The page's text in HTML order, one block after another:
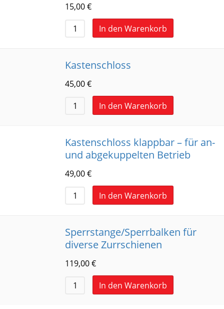
15,00€
In den Warenkorb
Kastenschloss
45,00€
In den Warenkorb
Kastenschloss klappbar – für an-
und abgekuppelten Betrieb
49,00€
In den Warenkorb
Sperrstange/Sperrbalken für
diverse Zurrschienen
119,00€
In den Warenkorb